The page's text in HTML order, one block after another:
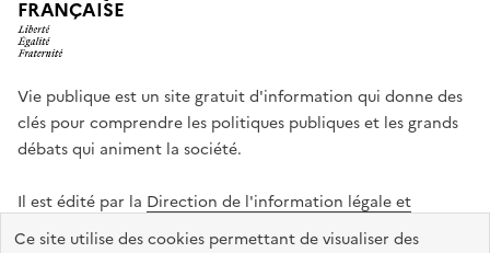
Ce site utilise des cookies permettant de visualiser des
FRANÇAISE
Vie publique est un site gratuit d'information qui donne des
clés pour comprendre les politiques publiques et les grands
débats qui animent la société.
Il est édité par la Direction de l'information légale et
administrative